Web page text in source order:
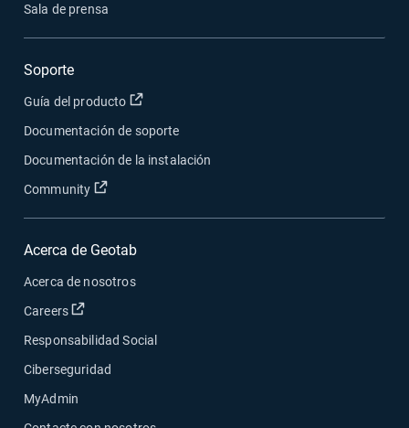
Sala de prensa
Soporte
Guía del producto Abrir en una nueva ventana
Documentación de soporte
Documentación de la instalación
Community
Abrir en una nueva ventana
Acerca de Geotab
Acerca de nosotros
Careers
Abrir en una nueva ventana
Responsabilidad Social
Ciberseguridad
MyAdmin